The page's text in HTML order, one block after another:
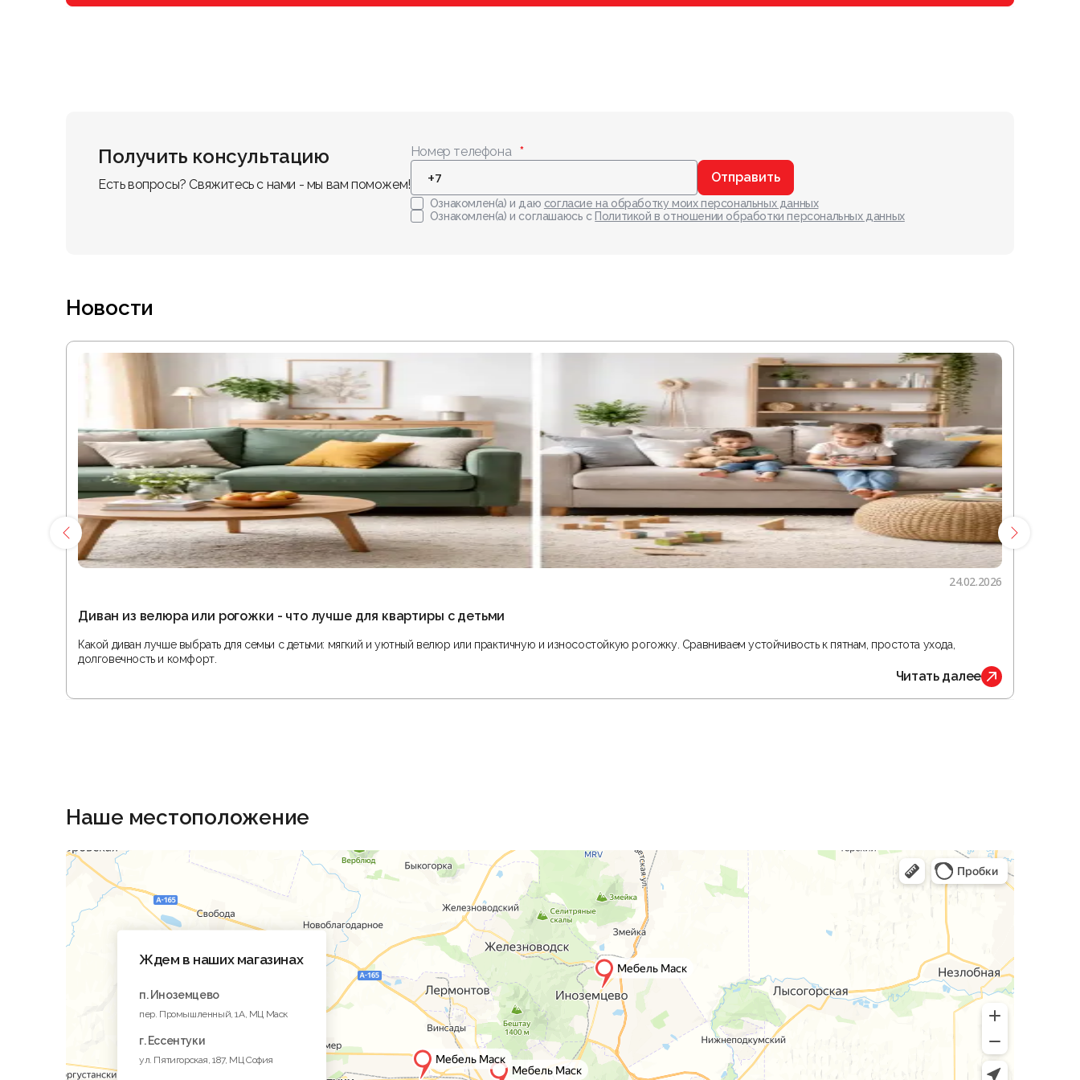
Получить консультацию
Есть вопросы? Свяжитесь с нами - мы вам поможем!
Номер телефона
Отправить
Ознакомлен(а) и даю согласие на обработку моих персональных данных
Ознакомлен(а) и соглашаюсь с Политикой в отношении обработки персональных данных
Новости
24.02.2026
Диван из велюра или рогожки - что лучше для квартиры с детьми
Какой диван лучше выбрать для семьи с детьми: мягкий и уютный велюр или практичную и износостойкую рогожку. Сравниваем устойчивость к пятнам, простота ухода,
долговечность и комфорт.
Читать далее
Наше местоположение
Ждем в наших магазинах
п. Иноземцево
пер. Промышленный, 1A, МЦ Маск
г. Ессентуки
ул. Пятигорская, 187, МЦ София